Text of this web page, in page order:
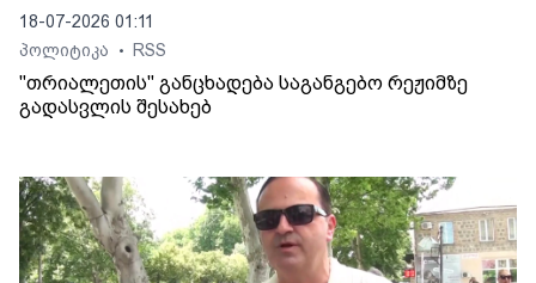
18-07-2026 01:11
პოლიტიკა
• RSS
"თრიალეთის" განცხადება საგანგებო რეჟიმზე
გადასვლის შესახებ